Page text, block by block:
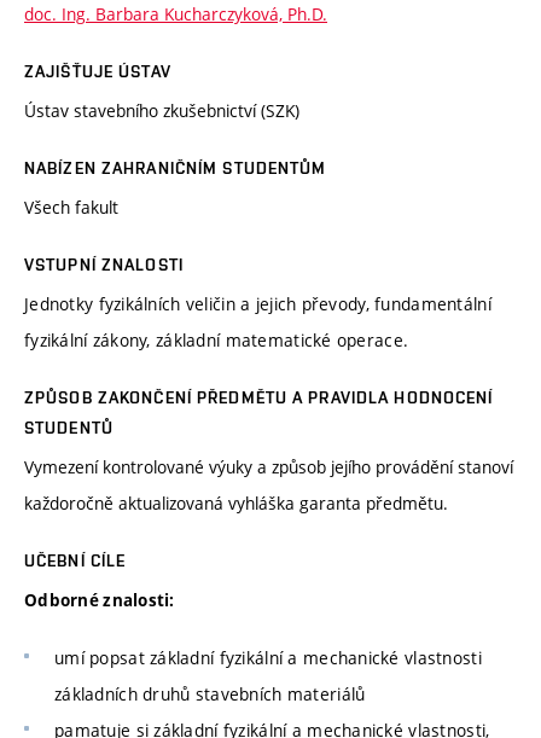
doc. Ing. Barbara Kucharczyková, Ph.D.
ZAJIŠŤUJE ÚSTAV
Ústav stavebního zkušebnictví (SZK)
NABÍZEN ZAHRANIČNÍM STUDENTŮM
Všech fakult
VSTUPNÍ ZNALOSTI
Jednotky fyzikálních veličin a jejich převody, fundamentální
fyzikální zákony, základní matematické operace.
ZPŮSOB ZAKONČENÍ PŘEDMĚTU A PRAVIDLA HODNOCENÍ
STUDENTŮ
Vymezení kontrolované výuky a způsob jejího provádění stanoví
každoročně aktualizovaná vyhláška garanta předmětu.
UČEBNÍ CÍLE
Odborné znalosti:
umí popsat základní fyzikální a mechanické vlastnosti
základních druhů stavebních materiálů
pamatuje si základní fyzikální a mechanické vlastnosti,